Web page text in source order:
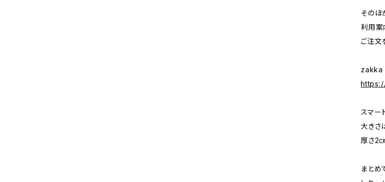
その
利用案
ご注文
zakka
スマー
大きさ
厚さ2
まとめ